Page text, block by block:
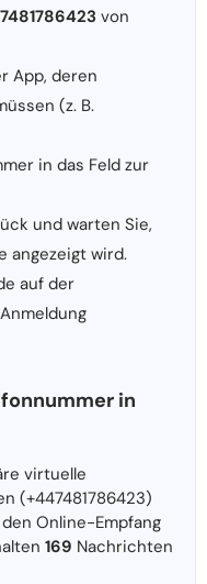
von
App, deren
(z. B.
in das Feld zur
und warten Sie,
angezeigt wird.
auf der
in
virtuelle
(+447481786423)
Online-Empfang
169 Nachrichten